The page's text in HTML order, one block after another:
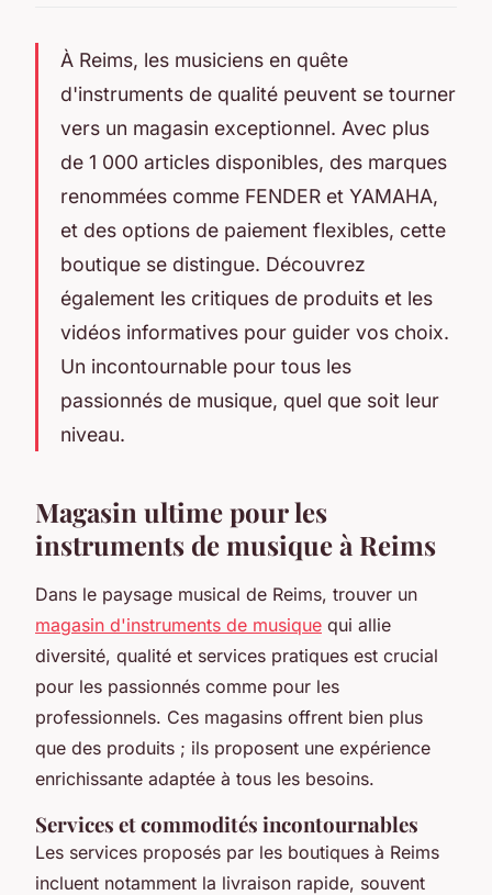
À Reims, les musiciens en quête
d'instruments de qualité peuvent se tourner
vers un magasin exceptionnel. Avec plus
de 1 000 articles disponibles, des marques
renommées comme FENDER et YAMAHA,
et des options de paiement flexibles, cette
boutique se distingue. Découvrez
également les critiques de produits et les
vidéos informatives pour guider vos choix.
Un incontournable pour tous les
passionnés de musique, quel que soit leur
niveau.
Magasin ultime pour les
instruments de musique à Reims
Dans le paysage musical de Reims, trouver un
magasin d'instruments de musique qui allie
diversité, qualité et services pratiques est crucial
pour les passionnés comme pour les
professionnels. Ces magasins offrent bien plus
que des produits ; ils proposent une expérience
enrichissante adaptée à tous les besoins.
Services et commodités incontournables
Les services proposés par les boutiques à Reims
incluent notamment la livraison rapide, souvent